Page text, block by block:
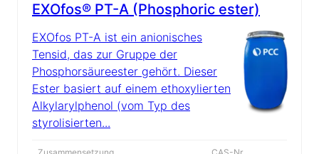
EXOfos® PT-A (Phosphoric ester)
EXOfos PT-A ist ein anionisches
Tensid, das zur Gruppe der
Phosphorsäureester gehört. Dieser
Ester basiert auf einem ethoxylierten
Alkylarylphenol (vom Typ des
styrolisierten...